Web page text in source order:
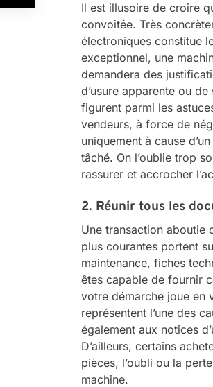
Il est illusoire de croire
convoitée. Très
électroniques constitue
exceptionnel, une
demandera des
d’usure apparente ou
figurent parmi les
vendeurs, à force de
uniquement à cause
tâché. On l’oublie trop
rassurer et accrocher
2. Réunir tous les
Une transaction aboutie
plus courantes portent
maintenance, fiches
êtes capable de fournir
votre démarche joue en
représentent l’une des
également aux notices
D’ailleurs, certains
pièces, l’oubli ou la
machine.